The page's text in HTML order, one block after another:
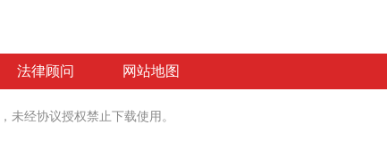
法律顾问 网站地图
，未经协议授权禁止下载使用。